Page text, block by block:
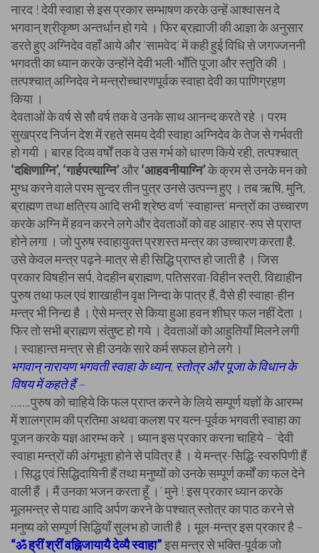
नारद ! देवी स्वाहा से इस प्रकार सम्भाषण करके उन्हें आश्वासन दे
भगवान् श्रीकृष्ण अन्तर्धान हो गये । फिर ब्रह्माजी की आज्ञा के अनुसार
डरते हुए अग्निदेव वहाँ आये और ‘सामवेद’ में कही हुई विधि से जगज्जननी
भगवती का ध्यान करके उन्होंने देवी भली-भाँति पूजा और स्तुति की ।
तत्पश्चात् अग्निदेव ने मन्त्रोच्चारणपूर्वक स्वाहा देवी का पाणिग्रहण
किया ।
देवताओं के वर्ष से सौ वर्ष तक वे उनके साथ आनन्द करते रहे । परम
सुखप्रद निर्जन देश में रहते समय देवी स्वाहा अग्निदेव के तेज से गर्भवती
हो गयी । बारह दिव्य वर्षों तक वे उस गर्भ को धारण किये रही, तत्पश्चात्
‘दक्षिणाग्नि’, ‘गार्हपत्याग्नि’और‘आहवनीयाग्नि’के क्रम से उनके मन को
मुग्ध करने वाले परम सुन्दर तीन पुत्र उनसे उत्पन्न हुए । तब ऋषि, मुनि,
ब्राह्मण तथा क्षत्रिय आदि सभी श्रेष्ठ वर्ण ‘स्वाहान्त’ मन्त्रों का उच्चारण
करके अग्नि में हवन करने लगे और देवताओं को वह आहार-रुप से प्राप्त
होने लगा । जो पुरुष स्वाहायुक्त प्रशस्त मन्त्र का उच्चारण करता है,
उसे केवल मन्त्र पढ़ने-मात्र से ही सिद्धि प्राप्त हो जाती है । जिस
प्रकार विषहीन सर्प, वेदहीन ब्राह्मण, पतिसरवा-विहीन स्त्री, विद्याहीन
पुरुष तथा फल एवं शाखाहीन वृक्ष निन्दा के पात्र हैं, वैसे ही स्वाहा-हीन
मन्त्र भी निन्द्य है । ऐसे मन्त्र से किया हुआ हवन शीघ्र फल नहीं देता ।
फिर तो सभी ब्राह्मण संतुष्ट हो गये । देवताओं को आहुतियाँ मिलने लगी
। स्वाहान्त मन्त्र से ही उनके सारे कर्म सफल होने लगे ।
भगवान् नारायण भगवती स्वाहा के ध्यान, स्तोत्र और पूजा के विधान के
विषय में कहते हैं –
…….पुरुष को चाहिये कि फल प्राप्त करने के लिये सम्पूर्ण यज्ञों के आरम्भ
में शालग्राम की प्रतिमा अथवा कलश पर यत्न-पूर्वक भगवती स्वाहा का
पूजन करके यज्ञ आरम्भ करे । ध्यान इस प्रकार करना चाहिये – ‘देवी
स्वाहा मन्त्रों की अंगभूता होने से पवित्र है । ये मन्त्र-सिद्धि-स्वरुपिणी हैं
। सिद्ध एवं सिद्धिदायिनी हैं तथा मनुष्यों को उनके सम्पूर्ण कर्मों का फल देने
वाली हैं । मैं उनका भजन करता हूँ ।’ मुने ! इस प्रकार ध्यान करके
मूलमन्त्र से पाद्य आदि अर्पण करने के पश्चात् स्तोत्र का पाठ करने से
मनुष्य को सम्पूर्ण सिद्धियाँ सुलभ हो जाती है । मूल-मन्त्र इस प्रकार है –
“ॐ ह्रीं श्रीं वह्निजायायै देव्यै स्वाहा”इस मन्त्र से भक्ति-पूर्वक जो